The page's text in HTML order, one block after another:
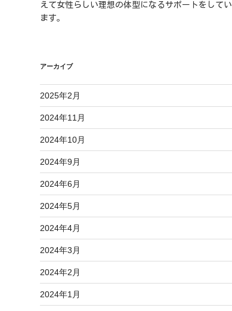
えて女性らしい理想の体型になるサポートをしてい
ます。
アーカイブ
2025年2月
2024年11月
2024年10月
2024年9月
2024年6月
2024年5月
2024年4月
2024年3月
2024年2月
2024年1月